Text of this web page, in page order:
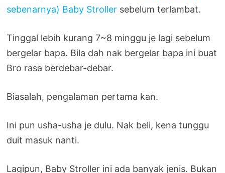
sebenarnya) Baby Stroller sebelum terlambat.
Tinggal lebih kurang 7~8 minggu je lagi sebelum
bergelar bapa. Bila dah nak bergelar bapa ini buat
Bro rasa berdebar-debar.
Biasalah, pengalaman pertama kan.
Ini pun usha-usha je dulu. Nak beli, kena tunggu
duit masuk nanti.
Lagipun, Baby Stroller ini ada banyak jenis. Bukan